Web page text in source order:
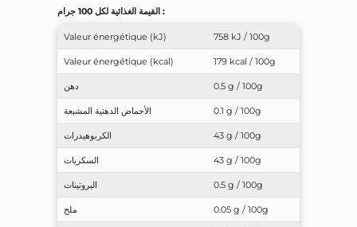
القيمة الغذائية لكل 100 جرام :
Valeur énergétique (kJ) 758 kJ / 100g
Valeur énergétique (kcal) 179 kcal / 100g
دهن 0.5 g / 100g
الأحماض الدهنية المشبعة 0.1 g / 100g
الكربوهيدرات 43 g / 100g
السكريات 43 g / 100g
البروتينات 0.5 g / 100g
ملح 0.05 g / 100g